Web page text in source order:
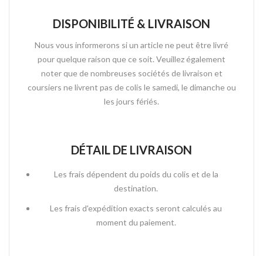
DISPONIBILITÉ & LIVRAISON
Nous vous informerons si un article ne peut être livré
pour quelque raison que ce soit. Veuillez également
noter que de nombreuses sociétés de livraison et
coursiers ne livrent pas de colis le samedi, le dimanche ou
les jours fériés.
DÉTAIL DE LIVRAISON
Les frais dépendent du poids du colis et de la
destination.
Les frais d'expédition exacts seront calculés au
moment du paiement.